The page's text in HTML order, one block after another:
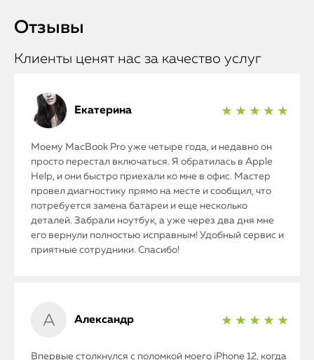
Отзывы
Клиенты ценят нас за качество услуг
Екатерина ★ ★ ★ ★ ★
Моему MacBook Pro уже четыре года, и недавно он
просто перестал включаться. Я обратилась в Apple
Help, и они быстро приехали ко мне в офис. Мастер
провел диагностику прямо на месте и сообщил, что
потребуется замена батареи и еще несколько
деталей. Забрали ноутбук, а уже через два дня мне
его вернули полностью исправным! Удобный сервис и
приятные сотрудники. Спасибо!
Александр ★ ★ ★ ★ ★
Впервые столкнулся с поломкой моего iPhone 12, когда